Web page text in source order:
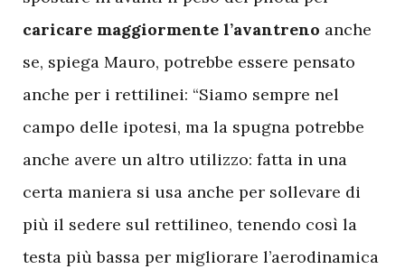
caricare maggiormente l’avantreno anche
se, spiega Mauro, potrebbe essere pensato
anche per i rettilinei: “Siamo sempre nel
campo delle ipotesi, ma la spugna potrebbe
anche avere un altro utilizzo: fatta in una
certa maniera si usa anche per sollevare di
più il sedere sul rettilineo, tenendo così la
testa più bassa per migliorare l’aerodinamica